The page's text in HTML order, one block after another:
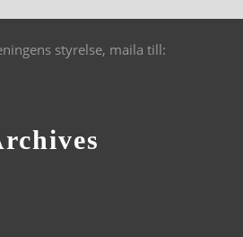
styrelse, maila till: